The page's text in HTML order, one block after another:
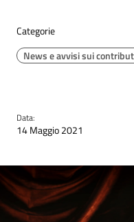
Categorie
News e avvisi sui
Data:
14 Maggio 2021